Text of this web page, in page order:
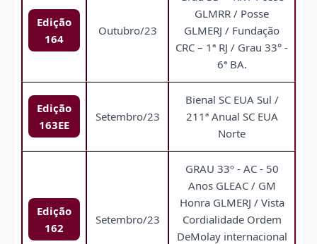
Edição
164
Outubro/23
GLMRR / Posse
GLMERJ / Fundação
CRC – 1ª RJ / Grau 33° -
6ª BA.
Edição
163EE
Setembro/23
Bienal SC EUA Sul /
211ª Anual SC EUA
Norte
Edição
162
Setembro/23
GRAU 33º - AC - 50
Anos GLEAC / GM
Honra GLMERJ / Vista
Cordialidade Ordem
DeMolay internacional